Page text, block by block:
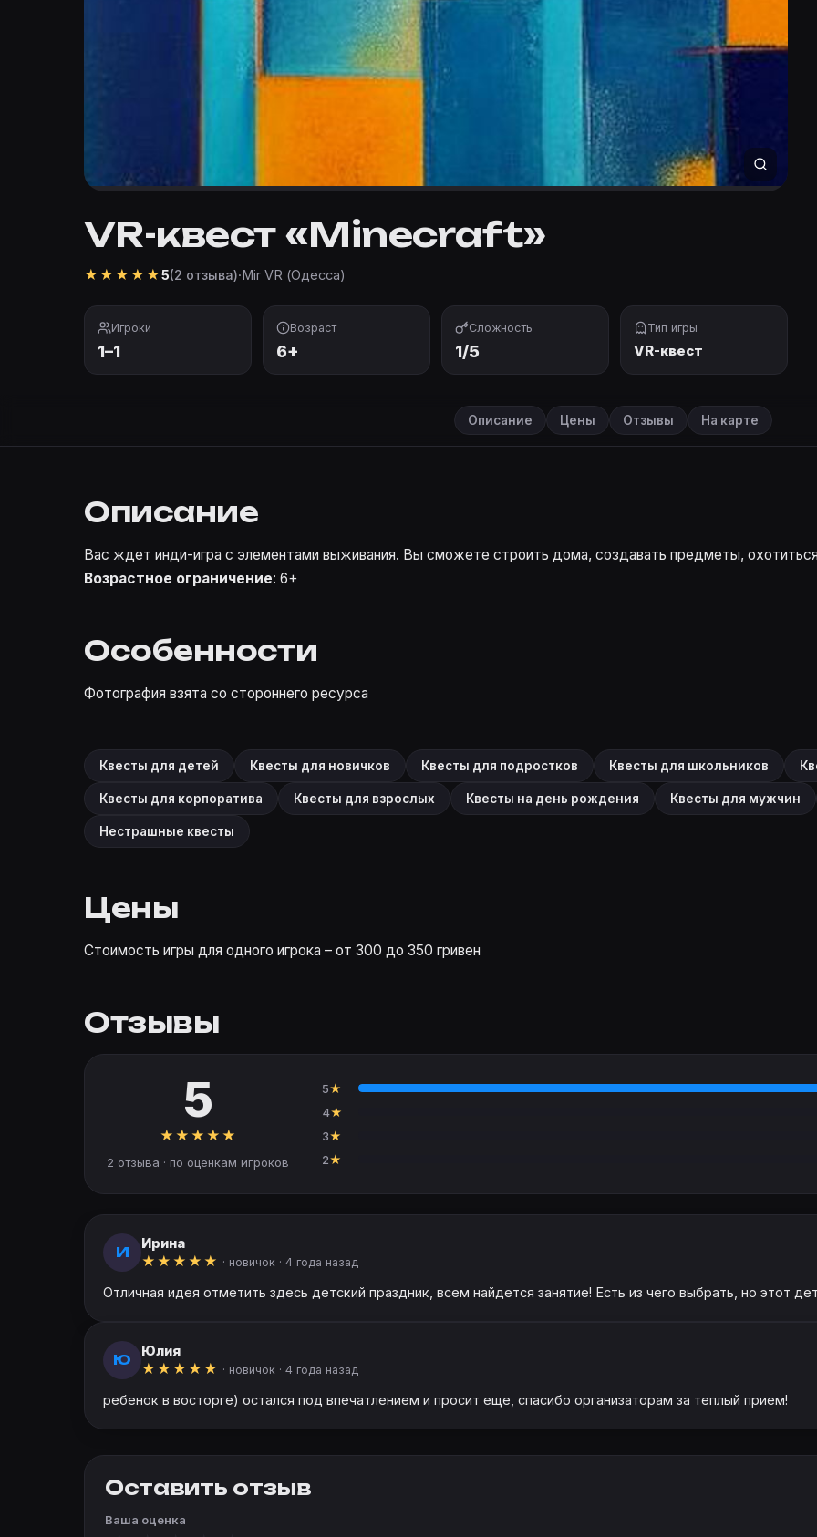
VR-квест «Minecraft»
★ ★ ★ ★ ★5(2 отзыва)·Mir VR (Одесса)
Игроки
1–1
Возраст
6+
Сложность
1/5
Тип игры
VR-квест
Описание Цены Отзывы На карте
Описание
Вас ждет инди-игра с элементами выживания. Вы сможете строить дома, создавать предметы,
Возрастное ограничение: 6+
Особенности
Фотография взята со стороннего ресурса
Квесты для детей Квесты для новичков Квесты для подростков Квесты для школьников
Квесты для корпоратива Квесты для взрослых Квесты на день рождения Квесты для мужчин
Нестрашные квесты
Цены
Стоимость игры для одного игрока – от 300 до 350 гривен
Отзывы
5
★ ★ ★ ★ ★
2 отзыва · по оценкам игроков
5★
4★
3★
2★
И
Ирина
★ ★ ★ ★ ★ · новичок · 4 года назад
Отличная идея отметить здесь детский праздник, всем найдется занятие! Есть из чего выбрать, но этот
Ю
Юлия
★ ★ ★ ★ ★ · новичок · 4 года назад
ребенок в восторге) остался под впечатлением и просит еще, спасибо организаторам за теплый прием!
Оставить отзыв
Ваша оценка